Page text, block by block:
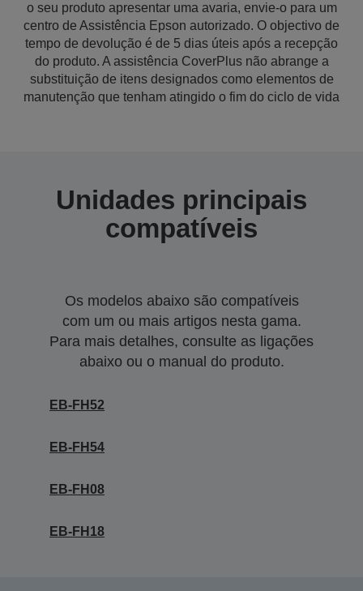
o seu produto apresentar uma avaria, envie-o para um
centro de Assistência Epson autorizado. O objectivo de
tempo de devolução é de 5 dias úteis após a recepção
do produto. A assistência CoverPlus não abrange a
substituição de itens designados como elementos de
manutenção que tenham atingido o fim do ciclo de vida
Unidades principais
compatíveis
Os modelos abaixo são compatíveis
com um ou mais artigos nesta gama.
Para mais detalhes, consulte as ligações
abaixo ou o manual do produto.
EB-FH52
EB-FH54
EB-FH08
EB-FH18